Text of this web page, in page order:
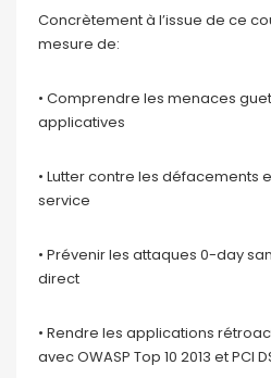
Concrètement à l’issue de ce
mesure de:
• Comprendre les menaces
applicatives
• Lutter contre les défacements
service
• Prévenir les attaques 0-day
direct
• Rendre les applications
avec OWASP Top 10 2013 et PCI